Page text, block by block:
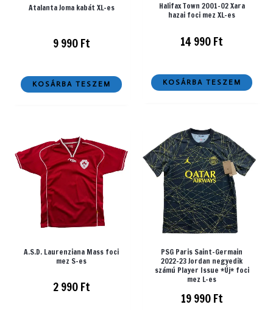
Atalanta Joma kabát XL-es
9 990Ft
KOSÁRBA TESZEM
Halifax Town 2001-02 Xara
hazai foci mez XL-es
14 990Ft
KOSÁRBA TESZEM
A.S.D. Laurenziana Mass foci
mez S-es
2 990Ft
PSG Paris Saint-Germain
2022-23 Jordan negyedik
számú Player Issue *Új* foci
mez L-es
19 990Ft